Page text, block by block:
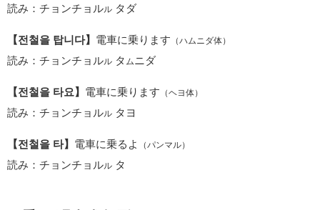
読み：チョンチョルル タダ
【전철을 탑니다】 電車に乗ります （ハムニダ体）
読み：チョンチョルル タ ムニダ
【전철을 타요】 電車に乗ります （ヘヨ体）
読み：チョンチョルル タヨ
【전철을 타】 電車に乗るよ （パンマル）
読み：チョンチョルル タ